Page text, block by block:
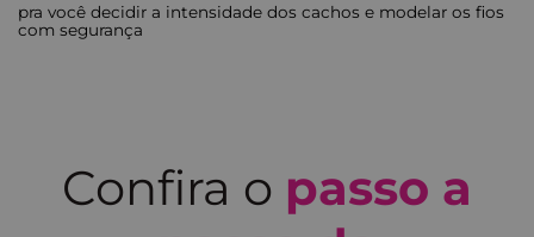
pra você decidir a intensidade dos cachos e modelar os fios
com segurança
Confira o passo a